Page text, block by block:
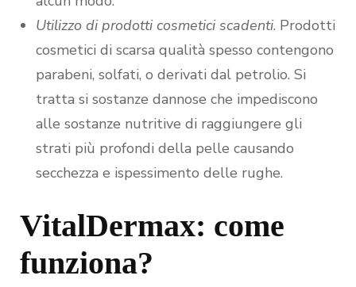
Utilizzo di prodotti cosmetici scadenti. Prodotti
cosmetici di scarsa qualità spesso contengono
parabeni, solfati, o derivati dal petrolio. Si
tratta si sostanze dannose che impediscono
alle sostanze nutritive di raggiungere gli
strati più profondi della pelle causando
secchezza e ispessimento delle rughe.
VitalDermax: come
funziona?